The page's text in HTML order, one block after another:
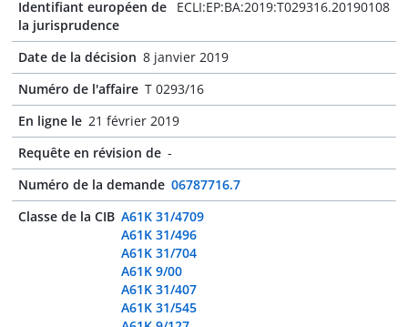
Identifiant européen de
la jurisprudence
ECLI:EP:BA:2019:T029316.20190108
Date de la décision 8 janvier 2019
Numéro de l'affaire T 0293/16
En ligne le 21 février 2019
Requête en révision de -
Numéro de la demande 06787716.7
Classe de la CIB A61K 31/4709
A61K 31/496
A61K 31/704
A61K 9/00
A61K 31/407
A61K 31/545